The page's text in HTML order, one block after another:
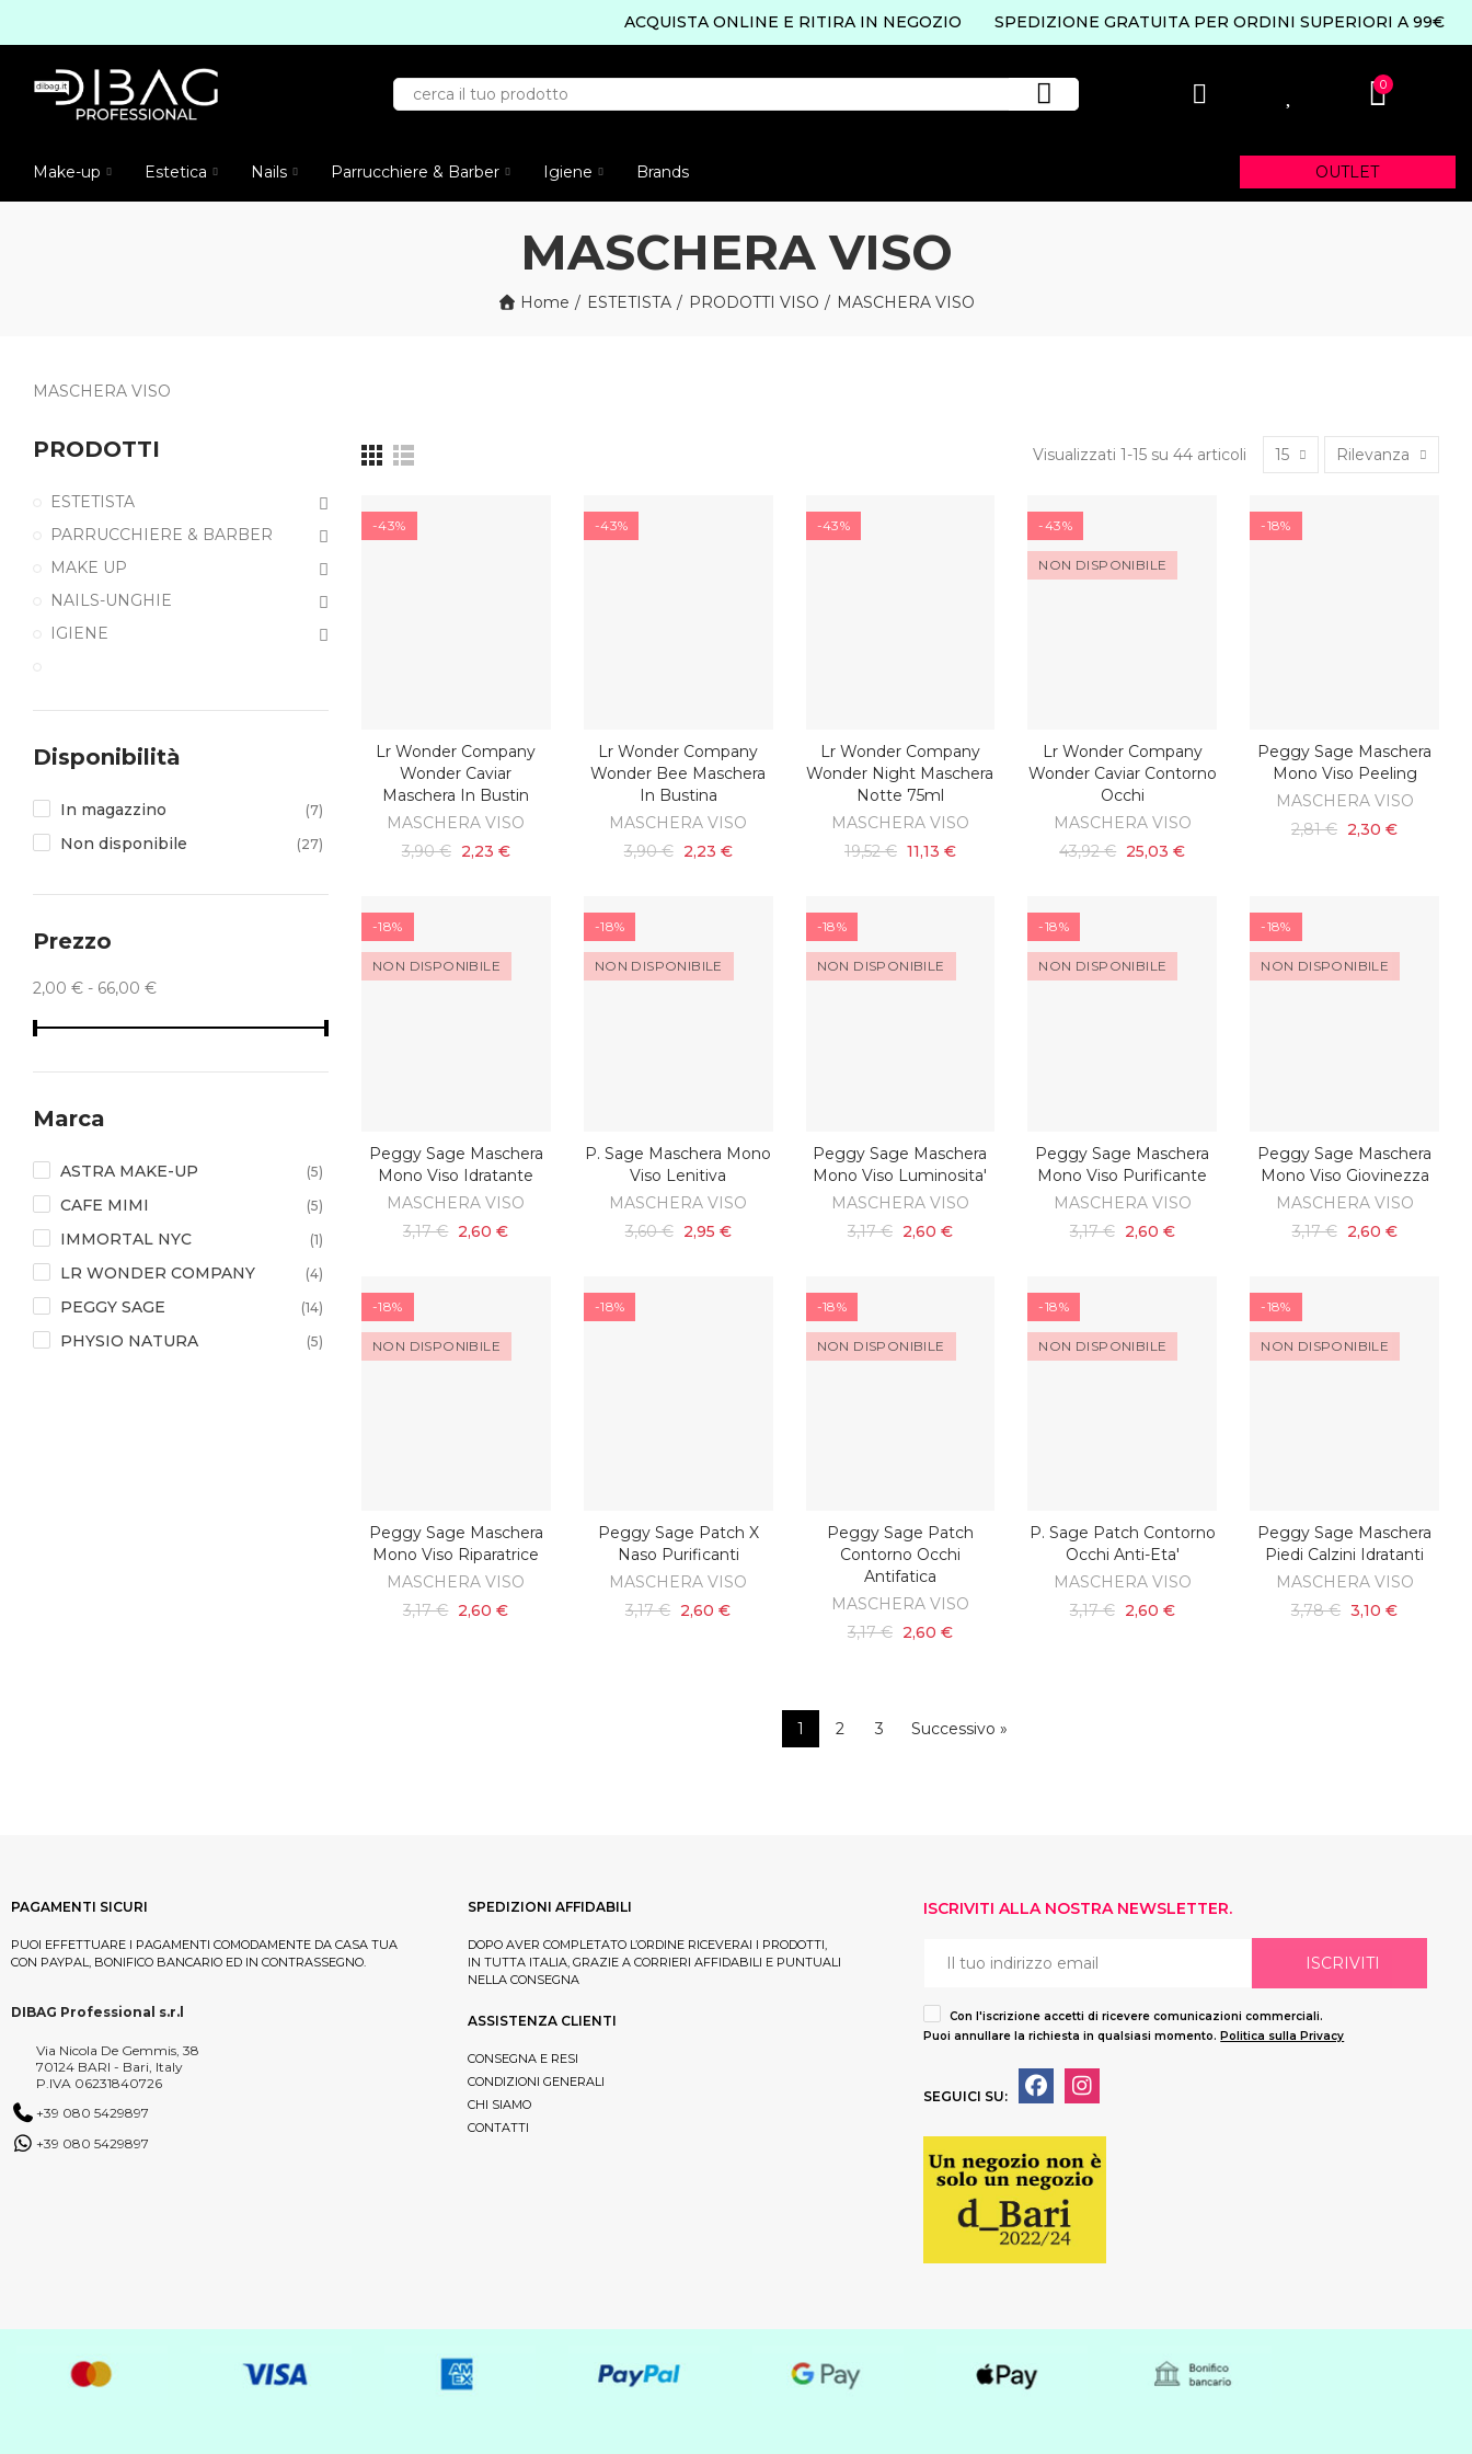
ACQUISTA ONLINE E RITIRA IN NEGOZIO SPEDIZIONE GRATUITA PER ORDINI SUPERIORI A 99€
0
Make-up Estetica Nails Parrucchiere & Barber Igiene Brands OUTLET
MASCHERA VISO
Home ESTETISTA PRODOTTI VISO MASCHERA VISO
MASCHERA VISO
Visualizzati 1-15 su 44 articoli 15 Rilevanza
-43%
AGGIUNGI AL CARRELLO
Lr Wonder Company
Wonder Caviar
Maschera In Bustin
MASCHERA VISO
3,90 € 2,23 €
-43%
AGGIUNGI AL CARRELLO
Lr Wonder Company
Wonder Bee Maschera
In Bustina
MASCHERA VISO
3,90 € 2,23 €
-43%
AGGIUNGI AL CARRELLO
Lr Wonder Company
Wonder Night Maschera
Notte 75ml
MASCHERA VISO
19,52 € 11,13 €
-43%
NON DISPONIBILE
SCOPRI
Lr Wonder Company
Wonder Caviar Contorno
Occhi
MASCHERA VISO
43,92 € 25,03 €
-18%
AGGIUNGI AL CARRELLO
Peggy Sage Maschera
Mono Viso Peeling
MASCHERA VISO
2,81 € 2,30 €
-18%
NON DISPONIBILE
SCOPRI
Peggy Sage Maschera
Mono Viso Idratante
MASCHERA VISO
3,17 € 2,60 €
-18%
NON DISPONIBILE
SCOPRI
P. Sage Maschera Mono
Viso Lenitiva
MASCHERA VISO
3,60 € 2,95 €
-18%
NON DISPONIBILE
SCOPRI
Peggy Sage Maschera
Mono Viso Luminosita'
MASCHERA VISO
3,17 € 2,60 €
-18%
NON DISPONIBILE
SCOPRI
Peggy Sage Maschera
Mono Viso Purificante
MASCHERA VISO
3,17 € 2,60 €
-18%
NON DISPONIBILE
SCOPRI
Peggy Sage Maschera
Mono Viso Giovinezza
MASCHERA VISO
3,17 € 2,60 €
-18%
NON DISPONIBILE
SCOPRI
Peggy Sage Maschera
Mono Viso Riparatrice
MASCHERA VISO
3,17 € 2,60 €
-18%
AGGIUNGI AL CARRELLO
Peggy Sage Patch X
Naso Purificanti
MASCHERA VISO
3,17 € 2,60 €
-18%
NON DISPONIBILE
SCOPRI
Peggy Sage Patch
Contorno Occhi
Antifatica
MASCHERA VISO
3,17 € 2,60 €
-18%
NON DISPONIBILE
SCOPRI
P. Sage Patch Contorno
Occhi Anti-Eta'
MASCHERA VISO
3,17 € 2,60 €
-18%
NON DISPONIBILE
SCOPRI
Peggy Sage Maschera
Piedi Calzini Idratanti
MASCHERA VISO
3,78 € 3,10 €
1 2 3 Successivo »
PRODOTTI
ESTETISTA
PARRUCCHIERE & BARBER
MAKE UP
NAILS-UNGHIE
IGIENE
Disponibilità
In magazzino (7)
Non disponibile (27)
Prezzo
2,00 € - 66,00 €
Marca
ASTRA MAKE-UP (5)
CAFE MIMI (5)
IMMORTAL NYC (1)
LR WONDER COMPANY (4)
PEGGY SAGE (14)
PHYSIO NATURA (5)
PAGAMENTI SICURI
PUOI EFFETTUARE I PAGAMENTI COMODAMENTE DA CASA TUA
CON PAYPAL, BONIFICO BANCARIO ED IN CONTRASSEGNO.
DIBAG Professional s.r.l
Via Nicola De Gemmis, 38
70124 BARI - Bari, Italy
P.IVA 06231840726
+39 080 5429897
+39 080 5429897
SPEDIZIONI AFFIDABILI
DOPO AVER COMPLETATO L’ORDINE RICEVERAI I PRODOTTI,
IN TUTTA ITALIA, GRAZIE A CORRIERI AFFIDABILI E PUNTUALI
NELLA CONSEGNA
ASSISTENZA CLIENTI
CONSEGNA E RESI
CONDIZIONI GENERALI
CHI SIAMO
CONTATTI
ISCRIVITI ALLA NOSTRA NEWSLETTER.
ISCRIVITI
Con l'iscrizione accetti di ricevere comunicazioni commerciali.
Puoi annullare la richiesta in qualsiasi momento. Politica sulla Privacy
SEGUICI SU: